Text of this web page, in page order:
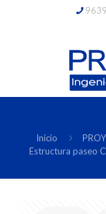
Inicio
Estructura paseo